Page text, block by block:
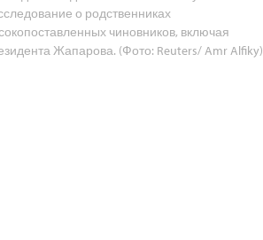
о родственниках
чиновников, включая
Жапарова. (Фото: Reuters/ Amr Alfiky)